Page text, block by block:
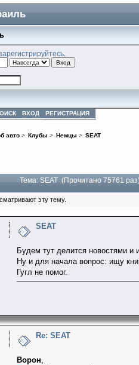
ВХОД РЕГИСТРАЦИЯ
авто> Клубы > Немцы > SEAT
Тема: SEAT (Прочитано 75761
эту тему.
SEAT
Будем тут делится новостями и
Ну и для начала вопрос: ищу
Гугл не помог.
Re: SEAT
Ворон